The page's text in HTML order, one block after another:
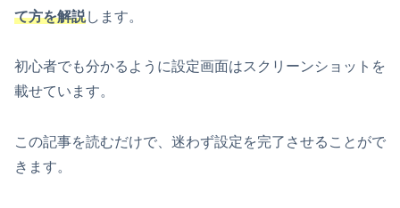
て方を解説します。
初心者でも分かるように設定画面はスクリーンショットを
載せています。
この記事を読むだけで、迷わず設定を完了させることがで
きます。